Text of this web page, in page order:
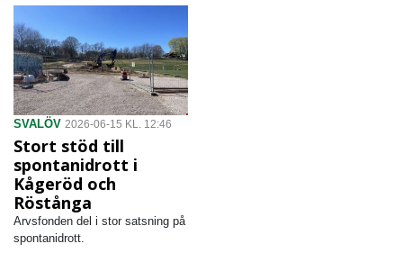
SVALÖV 2026-06-15 KL. 12:46
Stort stöd till
spontanidrott i
Kågeröd och
Röstånga
Arvsfonden del i stor satsning på
spontanidrott.